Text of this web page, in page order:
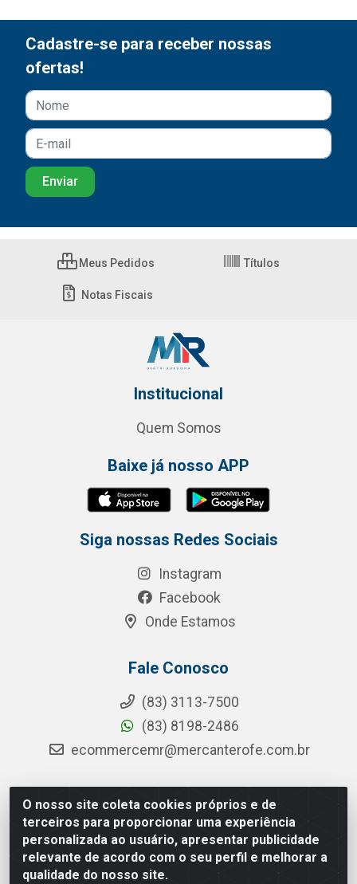
O nosso site coleta cookies próprios e de
terceiros para proporcionar uma experiência
personalizada ao usuário, apresentar publicidade
relevante de acordo com o seu perfil e melhorar a
qualidade do nosso site.
Cadastre-se para receber nossas
ofertas!
Meus Pedidos Títulos
Notas Fiscais
Institucional
Quem Somos
Baixe já nosso APP
Siga nossas Redes Sociais
Instagram
Facebook
Onde Estamos
Fale Conosco
(83) 3113-7500
(83) 8198-2486
ecommercemr@mercanterofe.com.br
MR Distribuidora - Rua Hortêncio Ribeiro de Luna, 3777 -
Distrito Industrial, João Pessoa/PB - CEP 58081-400 -
CNPJ 35.428.312/0001-85